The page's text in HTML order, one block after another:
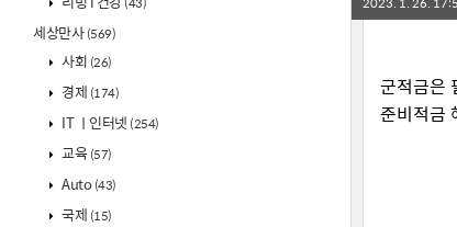
세상만사(569)
사회 (26)
경제 (174)
IT ㅣ인터넷 (254)
교육(57)
Auto(43)
국제 (15)
군적금은
준비적금